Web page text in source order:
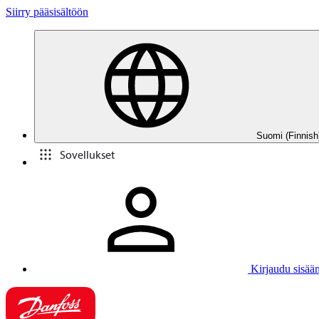
Siirry pääsisältöön
Suomi
Sovellukset
Kirjaudu